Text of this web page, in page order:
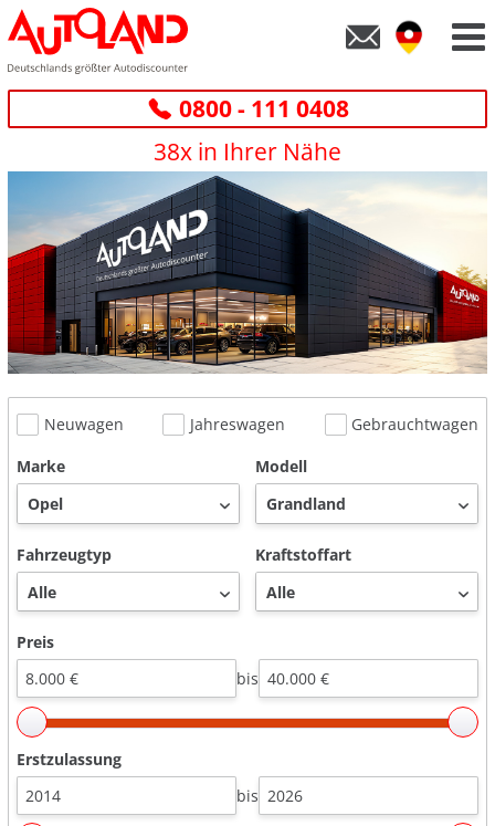
0800 - 111 0408
38x in Ihrer Nähe
Neuwagen Jahreswagen
Gebrauchtwagen
Marke
Modell
Fahrzeugtyp Kraftstoffart
Preis
bis
Erstzulassung
bis